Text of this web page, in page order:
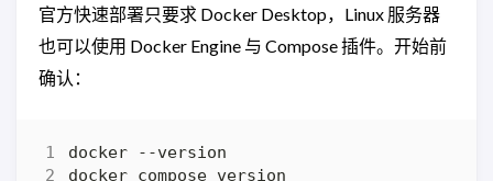
官方快速部署只要求 Docker Desktop，Linux 服务器
也可以使用 Docker Engine 与 Compose 插件。开始前
确认：